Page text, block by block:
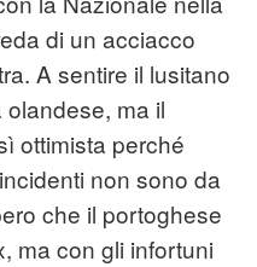
di un acciacco
A sentire il lusitano
ma il
ottimista perché
non sono da
che il portoghese
ma con gli infortuni